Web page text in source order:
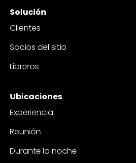
Solución
Clientes
Socios del sitio
Libreros
Ubicaciones
Experiencia
Reunión
Durante la noche